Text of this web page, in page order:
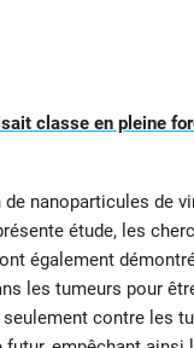
classe en pleine
nanoparticules de
étude, les
également
les tumeurs pour
contre les